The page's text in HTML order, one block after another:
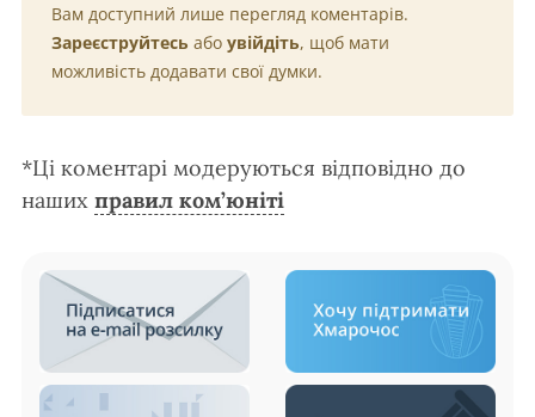
Вам доступний лише перегляд коментарів.
Зареєструйтесь або увійдіть, щоб мати
можливість додавати свої думки.
*Ці коментарі модеруються відповідно до
наших правил ком’юніті